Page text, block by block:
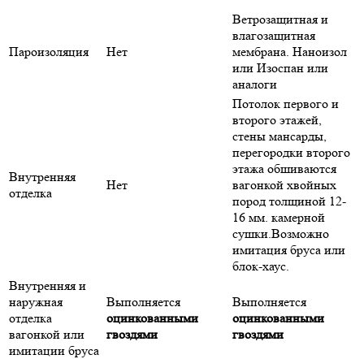
Пароизоляция Нет
Ветрозащитная и
влагозащитная
мембрана. Наноизол
или Изоспан или
аналоги
Внутренняя
отделка
Нет
Потолок первого и
второго этажей,
стены мансарды,
перегородки второго
этажа обшиваются
вагонкой хвойных
пород толщиной 12-
16 мм. камерной
сушки.Возможно
имитация бруса или
блок-хаус.
Внутренняя и
наружная
отделка
вагонкой или
имитации бруса
Выполняется
оцинкованными
гвоздями
Выполняется
оцинкованными
гвоздями